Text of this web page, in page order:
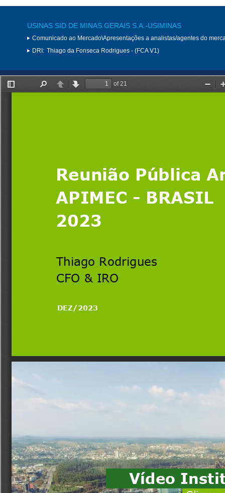
USINAS SID DE MINAS GERAIS S.A.-USIMINAS
Comunicado ao Mercado\Apresentações a analistas/agentes do
DRI: Thiago da Fonseca Rodrigues - (FCA V1)